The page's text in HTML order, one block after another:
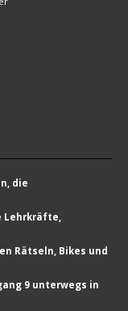
die
Lehrkräfte,
Rätseln, Bikes und
9 unterwegs in